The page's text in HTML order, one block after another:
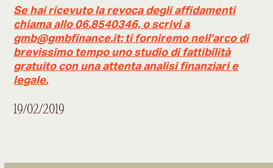
Se hai ricevuto la revoca degli affidamenti
chiama allo 06.8540346, o scrivi a
gmb@gmbfinance.it: ti forniremo nell’arco di
brevissimo tempo uno studio di fattibilità
gratuito con una attenta analisi finanziari e
legale.
19/02/2019